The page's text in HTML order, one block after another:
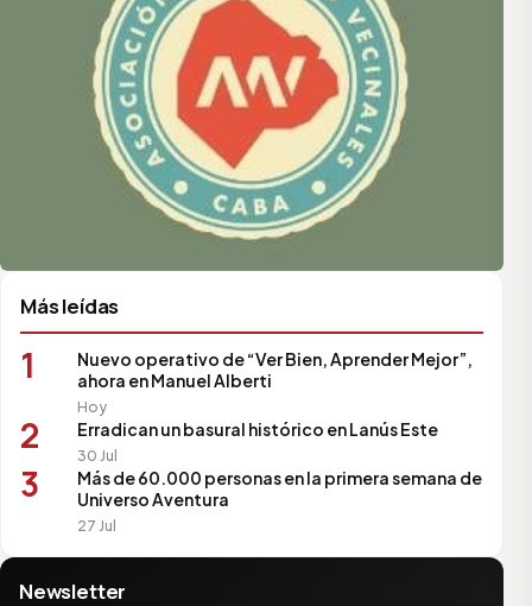
Más leídas
1
Nuevo operativo de “Ver Bien, Aprender Mejor”,
ahora en Manuel Alberti
Hoy
2 Erradican un basural histórico en Lanús Este
30 Jul
3
Más de 60.000 personas en la primera semana de
Universo Aventura
27 Jul
Newsletter